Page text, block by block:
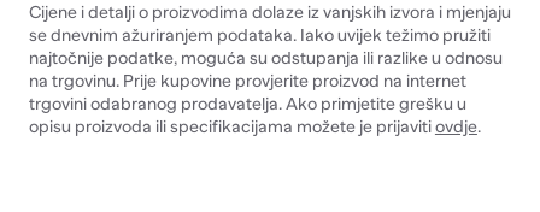
Cijene i detalji o proizvodima dolaze iz vanjskih izvora i mjenjaju
se dnevnim ažuriranjem podataka. Iako uvijek težimo pružiti
najtočnije podatke, moguća su odstupanja ili razlike u odnosu
na trgovinu. Prije kupovine provjerite proizvod na internet
trgovini odabranog prodavatelja. Ako primjetite grešku u
opisu proizvoda ili specifikacijama možete je prijavitiovdje.